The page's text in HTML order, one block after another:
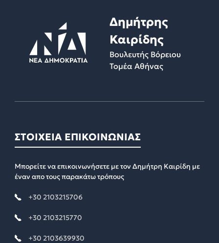
Δημήτρης
Καιρίδης
Βουλευτής Βόρειου
Τομέα Αθήνας
ΣΤΟΙΧΕΙΑ ΕΠΙΚΟΙΝΩΝΙΑΣ
Μπορείτε να επικοινωνήσετε με τον Δημήτρη Καιρίδη με
έναν απο τους παρακάτω τρόπους
+30 2103215706
+30 2103215770
+30 2103639930